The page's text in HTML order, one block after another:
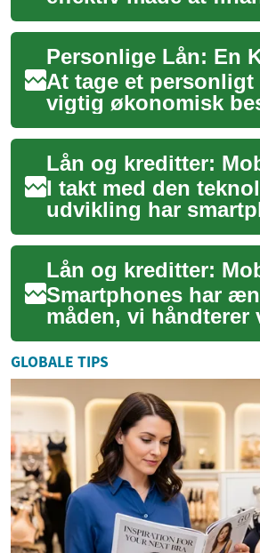
større udgifter eller
konsolidere
gæld. I Danm...
At tage et personligt
vigtig økonomisk
der kræver grundig
overvejelse og
de forsk...
I takt med den
udvikling har
revolutioneret
håndterer vores
økonomi på....
Smartphones har
måden, vi håndterer
personlige økonomi
fremkomsten af
betalingsapps og
GLOBALE TIPS